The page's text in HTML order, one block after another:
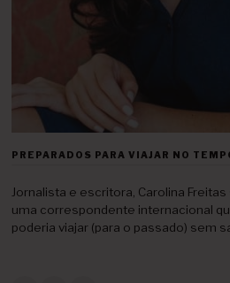
PREPARADOS PARA VIAJAR NO
Jornalista e escritora, Carolina
uma correspondente internacional
poderia viajar (para o passado) sem